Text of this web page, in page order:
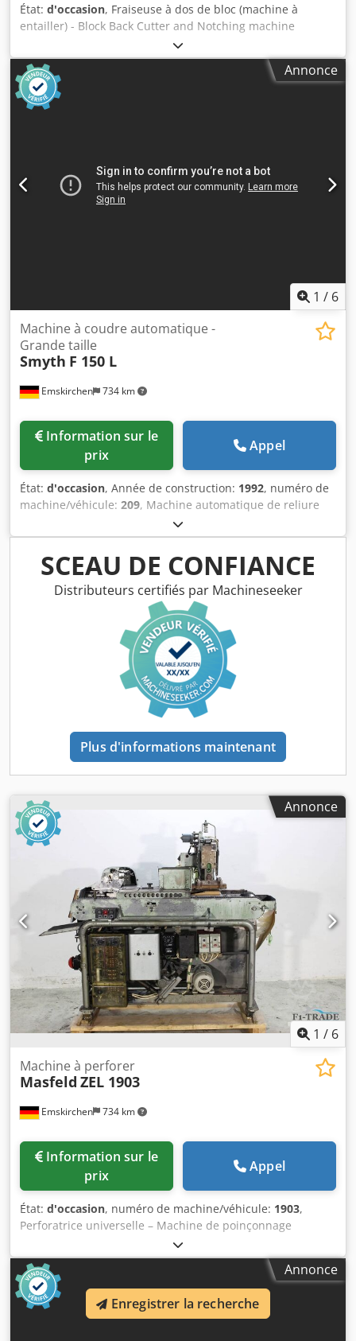
État: d'occasion, Fraiseuse à dos de bloc (machine à
entailler) - Block Back Cutter and Notching machine
Inspection vidéo en ligne par Skype-Video Nous serions
très heureux de votre visite - plus de machines en stock
Chodpjt Drmnofx Ai Nja Available Immediately - Peut être
inspecté En stock à Emskirchen / Nuremberg - Peut être
testé
Annonce
1 / 6
Emskirchen 734 km
Machine à coudre automatique -
Grande taille
Smyth F 150 L
prix
Appel
État: d'occasion, Année de construction: 1992, numéro de
machine/véhicule: 209, Machine automatique de reliure
par couture – Machine à coudre automatique – Grand
modèle Smyth F 150, année 1992 – Numéro de série : 0209
Dimensions minimales du cahier : 80 mm – 135 mm
Codpfjh Axawex Ai Njha Dimensions maximales du cahier :
560 mm – 340 mm Nombre de points de couture : 13
Vitesse mécanique maximale : 150 cycles/min. Inspection
vidéo en ligne par Skype Nous serions très heureux de
vous accueillir – d’autres machines sont disponibles en
stock. Disponible immédiatement – Peut être inspectée. En
stock à Emskirchen / Nuremberg – Peut être testée.
SCEAU DE CONFIANCE
Distributeurs certifiés par Machineseeker
Plus d'informations maintenant
Annonce
1 / 6
Emskirchen 734 km
Machine à perforer
Masfeld ZEL 1903
prix
Appel
État: d'occasion, numéro de machine/véhicule: 1903,
Perforatrice universelle – Machine de poinçonnage
Masfeld ZEL 1903, numéro de série 1903. Inspection vidéo
en ligne par Skype. Chodpfx Aieh Axmfe Nsa Nous serions
ravis de vous accueillir – d’autres machines sont
disponibles en stock. Disponible immédiatement –
possibilité d’inspection. En stock à Emskirchen /
Annonce
Enregistrer la recherche